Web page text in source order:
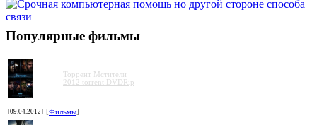
Популярные фильмы
Торрент Мстители
2012 torrent DVDRip
[09.04.2012] [Фильмы]